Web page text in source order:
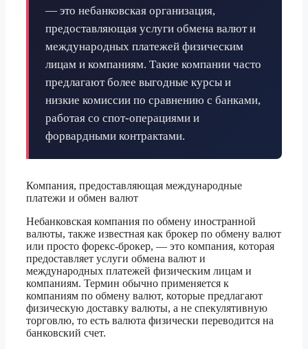
— это небанковская организация,
предоставляющая услуги обмена валют и
международных платежей физическим
лицам и компаниям. Такие компании часто
предлагают более выгодные курсы и
низкие комиссии по сравнению с банками,
работая со спот-операциями и
форвардными контрактами.
Компания, предоставляющая международные
платежи и обмен валют
Небанковская компания по обмену иностранной
валюты, также известная как брокер по обмену валют
или просто форекс-брокер, — это компания, которая
предоставляет услуги обмена валют и
международных платежей физическим лицам и
компаниям. Термин обычно применяется к
компаниям по обмену валют, которые предлагают
физическую доставку валюты, а не спекулятивную
торговлю, то есть валюта физически переводится на
банковский счет.